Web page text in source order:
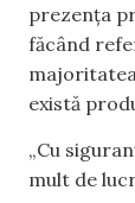
prezența
făcând
există
„Cu
mult de